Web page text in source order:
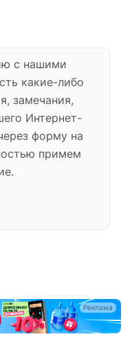
с нашими
какие-либо
замечания,
Интернет-
форму на
примем
Реклама